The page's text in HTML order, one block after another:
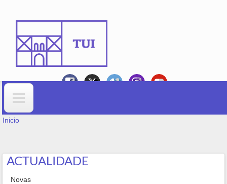
Formulario de busca
VOSTEDE ESTÁ AQUÍ
Inicio
ACTUALIDADE
Novas